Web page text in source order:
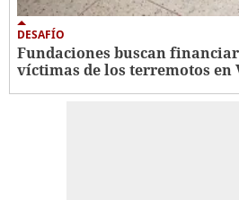
DESAFÍO
Fundaciones buscan
víctimas de los terremotos en